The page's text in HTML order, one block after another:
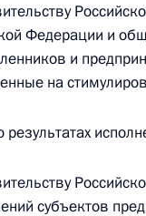
изменений в
года
Соглашения
Беларусь о
Федерации и
и
на
результатах
субъектов